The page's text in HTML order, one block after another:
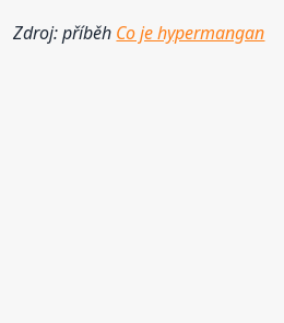
Zdroj: příběh Co je hypermangan